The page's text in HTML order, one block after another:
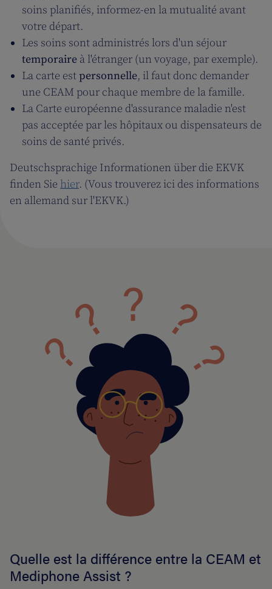
soins planifiés, informez-en la mutualité avant
votre départ.
Les soins sont administrés lors d'un séjour
temporaire à l'étranger (un voyage, par exemple).
La carte estpersonnelle, il faut donc demander
une CEAM pour chaque membre de la famille.
La Carte européenne d'assurance maladie n'est
pas acceptée par les hôpitaux ou dispensateurs de
soins de santé privés.
Deutschsprachige Informationen über die EKVK
finden Sie hier. (Vous trouverez ici des informations
en allemand sur l'EKVK.)
Quelle est la différence entre la CEAM et
Mediphone Assist ?